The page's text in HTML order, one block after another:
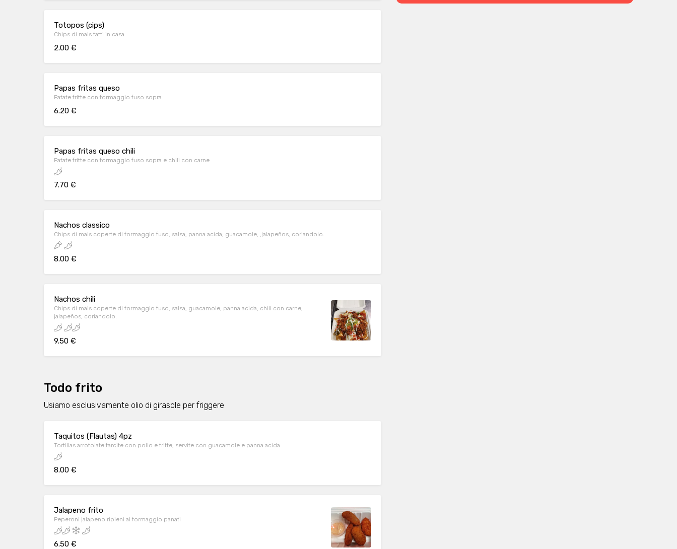
Totopos (cips)
Chips di mais fatti in casa
2.00 €
Papas fritas queso
Patate fritte con formaggio fuso sopra
6.20 €
Papas fritas queso chili
Patate fritte con formaggio fuso sopra e chili con carne
7.70 €
Nachos classico
Chips di mais coperte di formaggio fuso, salsa, panna acida, guacamole, ,jalapeños, coriandolo.
8.00 €
Nachos chili
Chips di mais coperte di formaggio fuso, salsa, guacamole, panna acida, chili con carne,
jalapeños, coriandolo.
9.50 €
Todo frito
Usiamo esclusivamente olio di girasole per friggere
Taquitos (Flautas) 4pz
Tortillas arrotolate farcite con pollo e fritte, servite con guacamole e panna acida
8.00 €
Jalapeno frito
Peperoni jalapeno ripieni al formaggio panati
6.50 €